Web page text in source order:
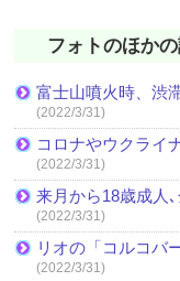
フォトのほか
富士山噴火時、渋
(2022/3/31)
コロナやウクライ
(2022/3/31)
来月から18歳成人
(2022/3/31)
リオの「コルコバ
(2022/3/31)